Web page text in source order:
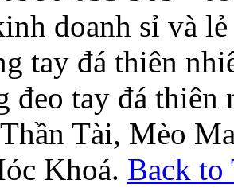
doanh sỉ và
tay đá thiên
đeo tay đá thiên
Tài, Mèo
Khoá. Back to